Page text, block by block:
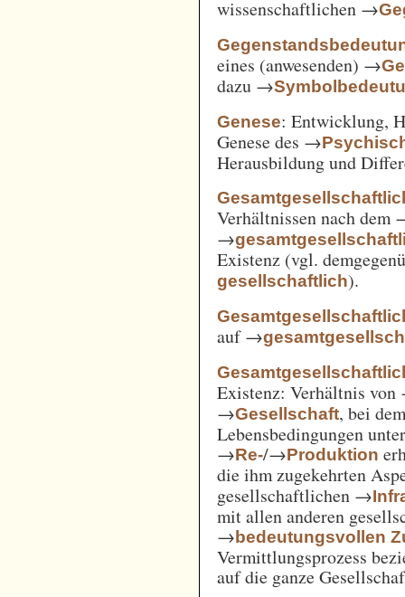
wissenschaftlichen →
eines (anwesenden) →
dazu →
Genese: Entwicklung,
Genese des →
Herausbildung und
Verhältnissen nach dem
→
Existenz (vgl.
gesellschaftlich).
auf →
Existenz: Verhältnis
→Gesellschaft, bei
Lebensbedingungen
→Re-/→Produktion
die ihm zugekehrten
gesellschaftlichen →
mit allen anderen
→bedeutungsvollen
Vermittlungsprozess
auf die ganze